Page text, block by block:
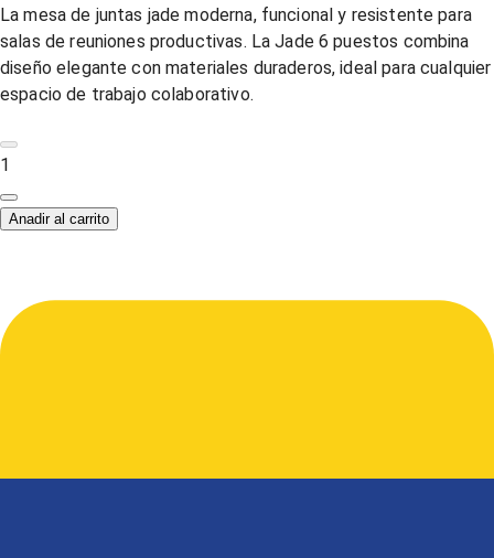
La mesa de juntas jade moderna, funcional y resistente para
salas de reuniones productivas. La Jade 6 puestos combina
diseño elegante con materiales duraderos, ideal para cualquier
espacio de trabajo colaborativo.
1
Anadir al carrito